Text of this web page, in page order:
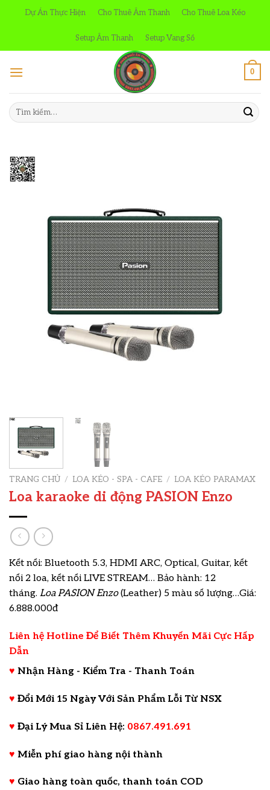
Dự Án Thực Hiện Cho Thuê Âm Thanh Cho Thuê Loa Kéo
Setup Âm Thanh Setup Vang Số
0
Tìm
kiếm:
TRANG CHỦ / LOA KÉO - SPA - CAFE / LOA KÉO PARAMAX
Loa karaoke di động PASION Enzo
Kết nối: Bluetooth 5.3, HDMI ARC, Optical, Guitar, kết
nối 2 loa, kết nối LIVE STREAM… Bảo hành: 12
tháng. Loa PASION Enzo(Leather) 5 màu số lượng…Giá:
6.888.000đ
Liên hệ Hotline Để Biết Thêm Khuyến Mãi Cực Hấp
Dẫn
♥ Nhận Hàng - Kiểm Tra - Thanh Toán
♥ Đổi Mới 15 Ngày Với Sản Phẩm Lỗi Từ NSX
♥ Đại Lý Mua Sỉ Liên Hệ: 0867.491.691
♥ Miễn phí giao hàng nội thành
♥ Giao hàng toàn quốc, thanh toán COD